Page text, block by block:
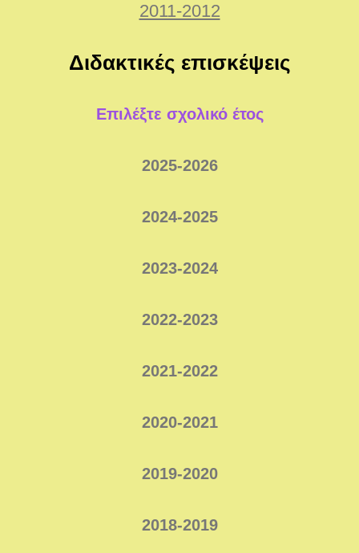
2011-2012
Διδακτικές επισκέψεις
Επιλέξτε σχολικό έτος
2025-2026
2024-2025
2023-2024
2022-2023
2021-2022
2020-2021
2019-2020
2018-2019